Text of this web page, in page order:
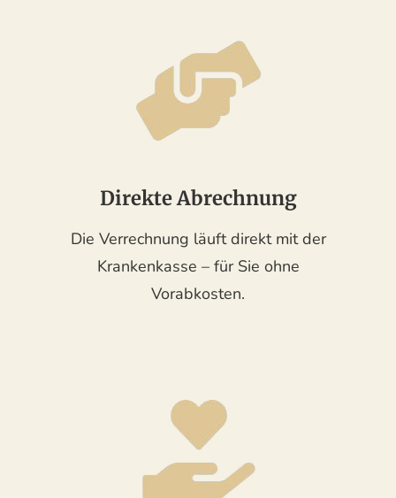
Direkte Abrechnung
Die Verrechnung läuft direkt mit der
Krankenkasse – für Sie ohne
Vorabkosten.